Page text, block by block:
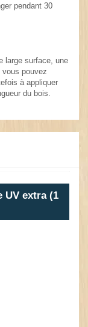
pendant 30
large surface, une
vous pouvez
à appliquer
du bois.
UV extra (1